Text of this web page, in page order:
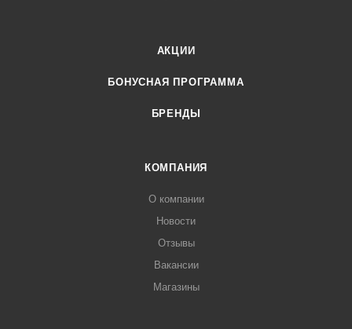
АКЦИИ
БОНУСНАЯ ПРОГРАММА
БРЕНДЫ
КОМПАНИЯ
О компании
Новости
Отзывы
Вакансии
Магазины